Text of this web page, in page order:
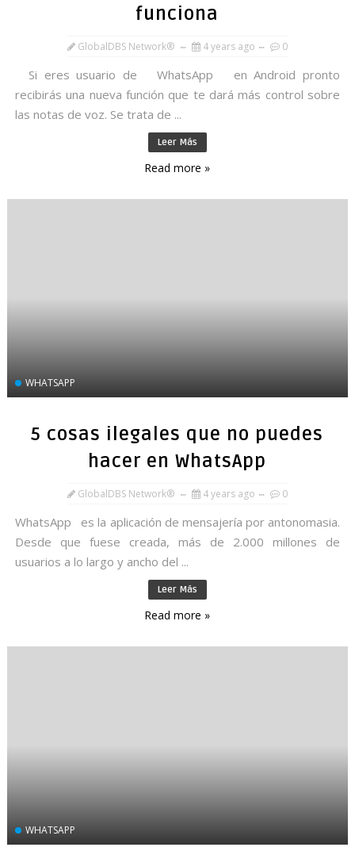
funciona
GlobalDBS Network® 4 years ago 0
Si eres usuario de WhatsApp en Android pronto
recibirás una nueva función que te dará más control sobre
las notas de voz. Se trata de ...
Leer Más
Read more »
WHATSAPP
5 cosas ilegales que no puedes
hacer en WhatsApp
GlobalDBS Network® 4 years ago 0
WhatsApp es la aplicación de mensajería por antonomasia.
Desde que fuese creada, más de 2.000 millones de
usuarios a lo largo y ancho del ...
Leer Más
Read more »
WHATSAPP